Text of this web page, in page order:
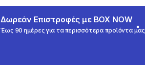
Δωρεάν Επιστροφές με BOX NOW
Έως 90 ημέρες για τα περισσότερα προϊόντα μας